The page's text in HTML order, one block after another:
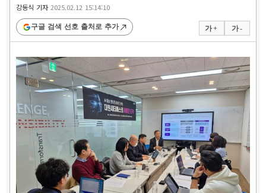
강동식 기자2025.02.12 15:14:10
가 + 가 -
구글 검색 선호 출처로 추가